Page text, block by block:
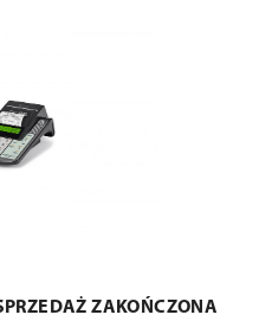
ZAKOŃCZONA